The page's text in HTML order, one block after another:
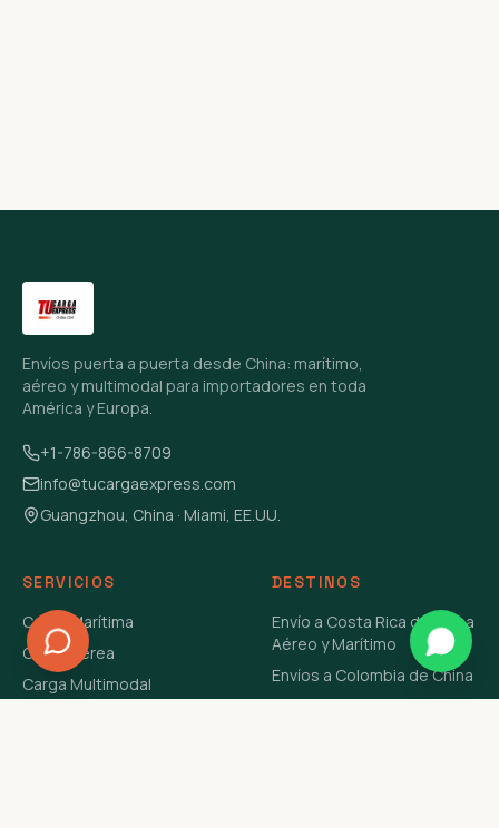
Envíos puerta a puerta desde China: marítimo,
aéreo y multimodal para importadores en toda
América y Europa.
+1-786-866-8709
info@tucargaexpress.com
Guangzhou, China · Miami, EE.UU.
SERVICIOS
Carga Marítima
Carga Aérea
Carga Multimodal
DESTINOS
Envío a Costa Rica de China
Aéreo y Marítimo
Envíos a Colombia de China